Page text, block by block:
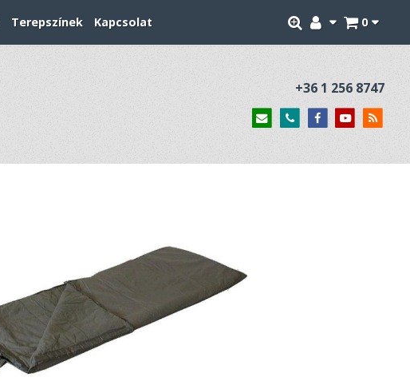
0
Terepszínek Kapcsolat
+36 1 256 8747